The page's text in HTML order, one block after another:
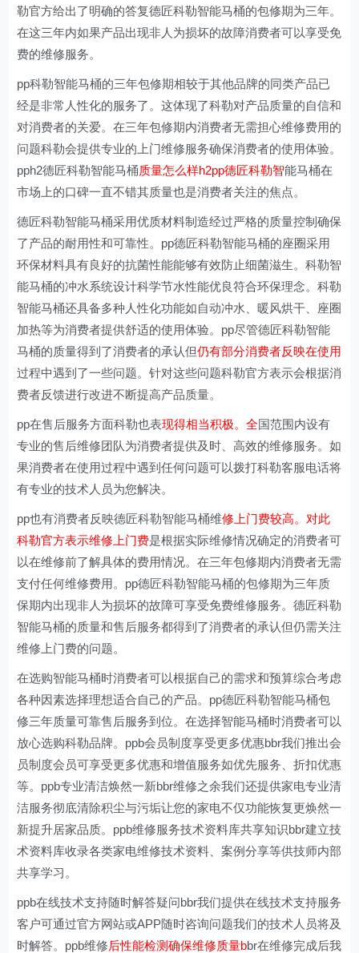
勒官方给出了明确的答复德匠科勒智能马桶的包修期为三年。
在这三年内如果产品出现非人为损坏的故障消费者可以享受免
费的维修服务。
pp科勒智能马桶的三年包修期相较于其他品牌的同类产品已
经是非常人性化的服务了。这体现了科勒对产品质量的自信和
对消费者的关爱。在三年包修期内消费者无需担心维修费用的
问题科勒会提供专业的上门维修服务确保消费者的使用体验。
pph2德匠科勒智能马桶质量怎么样h2pp德匠科勒智能马桶在
市场上的口碑一直不错其质量也是消费者关注的焦点。
德匠科勒智能马桶采用优质材料制造经过严格的质量控制确保
了产品的耐用性和可靠性。pp德匠科勒智能马桶的座圈采用
环保材料具有良好的抗菌性能能够有效防止细菌滋生。科勒智
能马桶的冲水系统设计科学节水性能优良符合环保理念。科勒
智能马桶还具备多种人性化功能如自动冲水、暖风烘干、座圈
加热等为消费者提供舒适的使用体验。pp尽管德匠科勒智能
马桶的质量得到了消费者的承认但仍有部分消费者反映在使用
过程中遇到了一些问题。针对这些问题科勒官方表示会根据消
费者反馈进行改进不断提高产品质量。
pp在售后服务方面科勒也表现得相当积极。全国范围内设有
专业的售后维修团队为消费者提供及时、高效的维修服务。如
果消费者在使用过程中遇到任何问题可以拨打科勒客服电话将
有专业的技术人员为您解决。
pp也有消费者反映德匠科勒智能马桶维修上门费较高。对此
科勒官方表示维修上门费是根据实际维修情况确定的消费者可
以在维修前了解具体的费用情况。在三年包修期内消费者无需
支付任何维修费用。pp德匠科勒智能马桶的包修期为三年质
保期内出现非人为损坏的故障可享受免费维修服务。德匠科勒
智能马桶的质量和售后服务都得到了消费者的承认但仍需关注
维修上门费的问题。
在选购智能马桶时消费者可以根据自己的需求和预算综合考虑
各种因素选择理想适合自己的产品。pp德匠科勒智能马桶包
修三年质量可靠售后服务到位。在选择智能马桶时消费者可以
放心选购科勒品牌。ppb会员制度享受更多优惠bbr我们推出会
员制度会员可享受更多优惠和增值服务如优先服务、折扣优惠
等。ppb专业清洁焕然一新bbr维修之余我们还提供家电专业清
洁服务彻底清除积尘与污垢让您的家电不仅功能恢复更焕然一
新提升居家品质。ppb维修服务技术资料库共享知识bbr建立技
术资料库收录各类家电维修技术资料、案例分享等供技师内部
共享学习。
ppb在线技术支持随时解答疑问bbr我们提供在线技术支持服务
客户可通过官方网站或APP随时咨询问题我们的技术人员将及
时解答。ppb维修后性能检测确保维修质量bbr在维修完成后我